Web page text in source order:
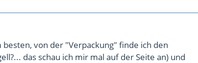
von der "Verpackung" finde ich den
das schau ich mir mal auf der Seite an) und